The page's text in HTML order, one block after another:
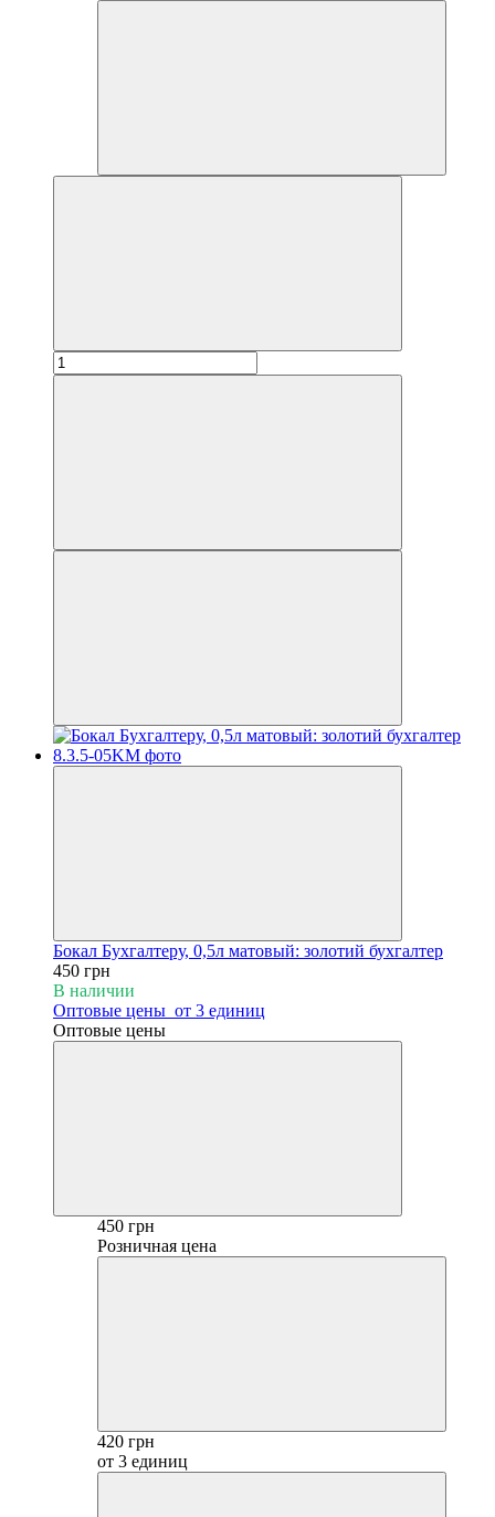
Бокал Бухгалтеру, 0,5л матовый: золотий бухгалтер
450 грн
В наличии
Оптовые цены от 3 единиц
Оптовые цены
450 грн
Розничная цена
420 грн
от 3 единиц